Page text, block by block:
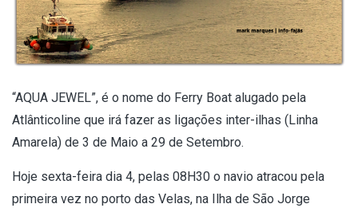
“AQUA JEWEL”, é o nome do Ferry Boat alugado pela
Atlânticoline que irá fazer as ligações inter-ilhas (Linha
Amarela) de 3 de Maio a 29 de Setembro.
Hoje sexta-feira dia 4, pelas 08H30 o navio atracou pela
primeira vez no porto das Velas, na Ilha de São Jorge